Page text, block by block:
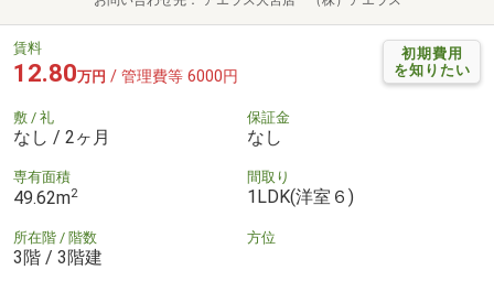
初期費用
を知りたい
賃料
12.80万円 / 管理費等 6000円
敷 / 礼
なし / 2ヶ月
保証金
なし
専有面積
49.62m2
間取り
1LDK(洋室６)
所在階 / 階数
3階 / 3階建
方位